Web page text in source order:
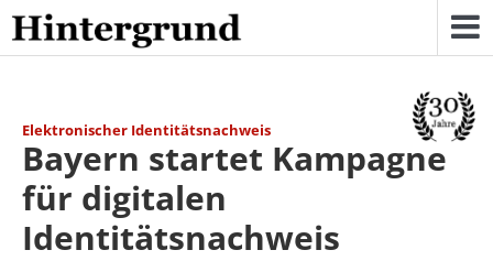
Skip
to
content
Elektronischer Identitätsnachweis
Bayern startet Kampagne
für digitalen
Identitätsnachweis